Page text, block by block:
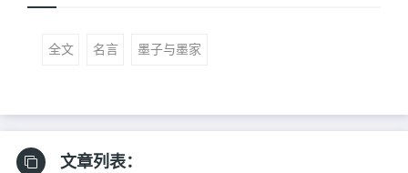
全文 名言 墨子与墨家
文章列表：